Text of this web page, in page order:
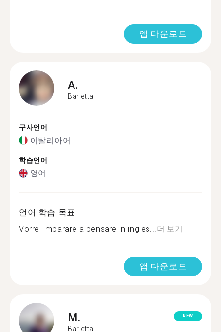
앱 다운로드
A.
Barletta
구사언어
이탈리아어
학습언어
영어
언어 학습 목표
Vorrei imparare a pensare in ingles...더 보기
앱 다운로드
M.
Barletta
NEW